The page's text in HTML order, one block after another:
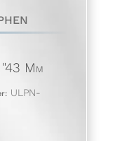
Mm
ULPN-